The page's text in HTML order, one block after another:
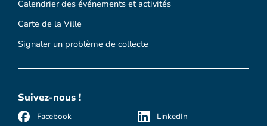
Calendrier des événements et activités
Carte de la Ville
Signaler un problème de collecte
Suivez-nous !
Facebook LinkedIn